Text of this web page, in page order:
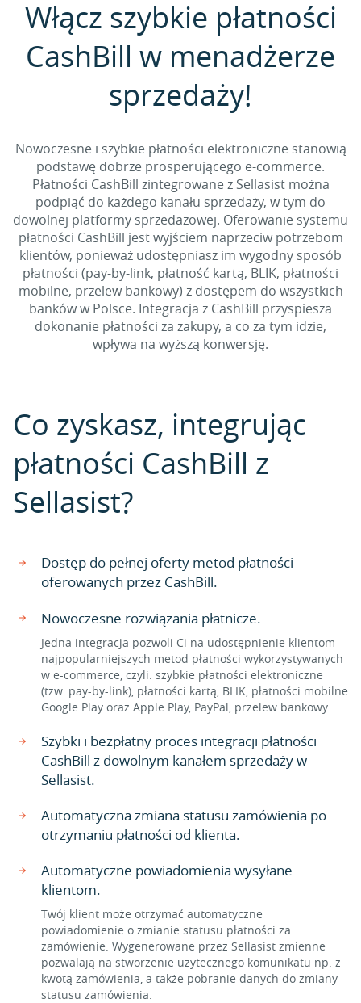
Włącz szybkie płatności
CashBill w menadżerze
sprzedaży!
Nowoczesne i szybkie płatności elektroniczne stanowią
podstawę dobrze prosperującego e-commerce.
Płatności CashBill zintegrowane z Sellasist można
podpiąć do każdego kanału sprzedaży, w tym do
dowolnej platformy sprzedażowej. Oferowanie systemu
płatności CashBill jest wyjściem naprzeciw potrzebom
klientów, ponieważ udostępniasz im wygodny sposób
płatności (pay-by-link, płatność kartą, BLIK, płatności
mobilne, przelew bankowy) z dostępem do wszystkich
banków w Polsce. Integracja z CashBill przyspiesza
dokonanie płatności za zakupy, a co za tym idzie,
wpływa na wyższą konwersję.
Co zyskasz, integrując
płatności CashBill z
Sellasist?
Dostęp do pełnej oferty metod płatności
oferowanych przez CashBill.
Nowoczesne rozwiązania płatnicze.
Jedna integracja pozwoli Ci na udostępnienie klientom
najpopularniejszych metod płatności wykorzystywanych
w e-commerce, czyli: szybkie płatności elektroniczne
(tzw. pay-by-link), płatności kartą, BLIK, płatności mobilne
Google Play oraz Apple Play, PayPal, przelew bankowy.
Szybki i bezpłatny proces integracji płatności
CashBill z dowolnym kanałem sprzedaży w
Sellasist.
Automatyczna zmiana statusu zamówienia po
otrzymaniu płatności od klienta.
Automatyczne powiadomienia wysyłane
klientom.
Twój klient może otrzymać automatyczne
powiadomienie o zmianie statusu płatności za
zamówienie. Wygenerowane przez Sellasist zmienne
pozwalają na stworzenie użytecznego komunikatu np. z
kwotą zamówienia, a także pobranie danych do zmiany
statusu zamówienia.